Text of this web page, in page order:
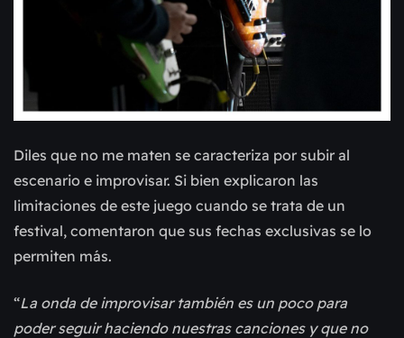
Diles que no me maten se caracteriza por subir al
escenario e improvisar. Si bien explicaron las
limitaciones de este juego cuando se trata de un
festival, comentaron que sus fechas exclusivas se lo
permiten más.
“La onda de improvisar también es un poco para
poder seguir haciendo nuestras canciones y que no